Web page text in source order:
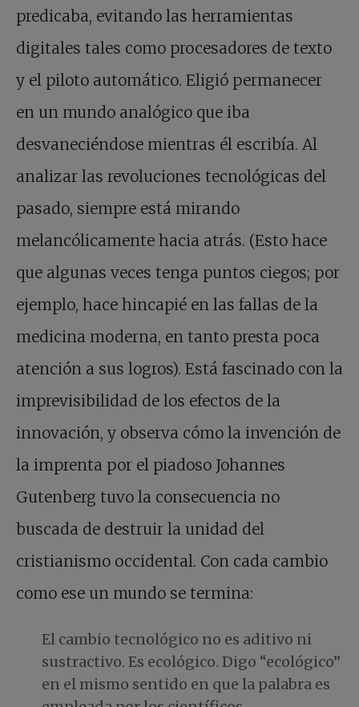
predicaba, evitando las herramientas
digitales tales como procesadores de texto
y el piloto automático. Eligió permanecer
en un mundo analógico que iba
desvaneciéndose mientras él escribía. Al
analizar las revoluciones tecnológicas del
pasado, siempre está mirando
melancólicamente hacia atrás. (Esto hace
que algunas veces tenga puntos ciegos; por
ejemplo, hace hincapié en las fallas de la
medicina moderna, en tanto presta poca
atención a sus logros). Está fascinado con la
imprevisibilidad de los efectos de la
innovación, y observa cómo la invención de
la imprenta por el piadoso Johannes
Gutenberg tuvo la consecuencia no
buscada de destruir la unidad del
cristianismo occidental. Con cada cambio
como ese un mundo se termina:
El cambio tecnológico no es aditivo ni
sustractivo. Es ecológico. Digo “ecológico”
en el mismo sentido en que la palabra es